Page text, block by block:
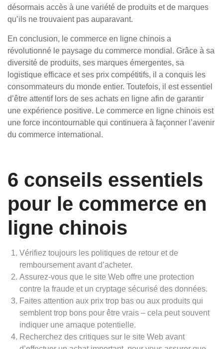
désormais accès à une variété de produits et de marques
qu’ils ne trouvaient pas auparavant.
En conclusion, le commerce en ligne chinois a
révolutionné le paysage du commerce mondial. Grâce à sa
diversité de produits, ses marques émergentes, sa
logistique efficace et ses prix compétitifs, il a conquis les
consommateurs du monde entier. Toutefois, il est essentiel
d’être attentif lors de ses achats en ligne afin de garantir
une expérience positive. Le commerce en ligne chinois est
une force incontournable qui continuera à façonner l’avenir
du commerce international.
6 conseils essentiels
pour le commerce en
ligne chinois
Vérifiez toujours les politiques de retour et de
remboursement avant d’acheter.
Assurez-vous que le site Web offre une protection
contre la fraude et un cryptage sécurisé des données.
Faites attention aux prix trop bas ou aux produits qui
semblent trop bons pour être vrais – cela peut souvent
indiquer une arnaque potentielle.
Recherchez des critiques sur le site Web avant